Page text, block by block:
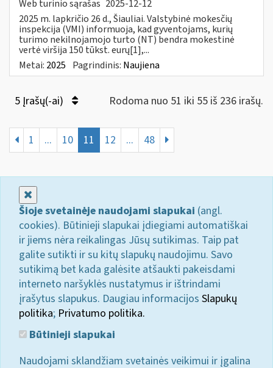
Web turinio sąrašas 2025-12-12
2025 m. lapkričio 26 d., Šiauliai. Valstybinė mokesčių
inspekcija (VMI) informuoja, kad gyventojams, kurių
turimo nekilnojamojo turto (NT) bendra mokestinė
vertė viršija 150 tūkst. eurų[1],...
Metai: 2025 Pagrindinis: Naujiena
5 Įrašų(-ai) Rodoma nuo 51 iki 55 iš 236 irašų.
1 ... 10 11 12 ... 48
Šioje svetainėje naudojami slapukai (angl.
cookies). Būtinieji slapukai įdiegiami automatiškai
ir jiems nėra reikalingas Jūsų sutikimas. Taip pat
galite sutikti ir su kitų slapukų naudojimu. Savo
sutikimą bet kada galėsite atšaukti pakeisdami
interneto naršyklės nustatymus ir ištrindami
įrašytus slapukus. Daugiau informacijos Slapukų
politika; Privatumo politika.
Būtinieji slapukai
Naudojami sklandžiam svetainės veikimui ir įgalina